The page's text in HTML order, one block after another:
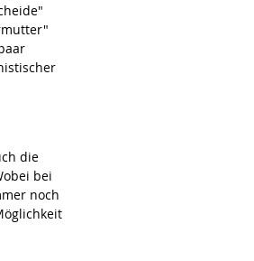
die
bei
noch